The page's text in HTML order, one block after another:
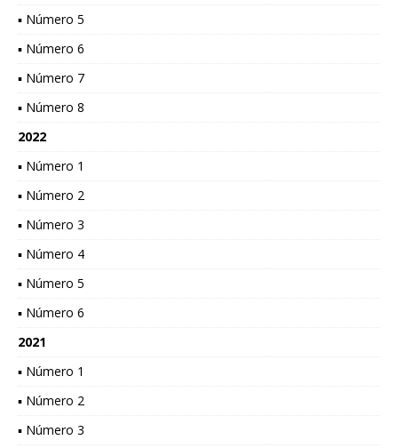
▪ Número 5
▪ Número 6
▪ Número 7
▪ Número 8
2022
▪ Número 1
▪ Número 2
▪ Número 3
▪ Número 4
▪ Número 5
▪ Número 6
2021
▪ Número 1
▪ Número 2
▪ Número 3